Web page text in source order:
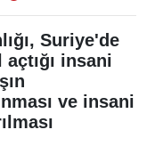
Suriye'de
insani
ve insani